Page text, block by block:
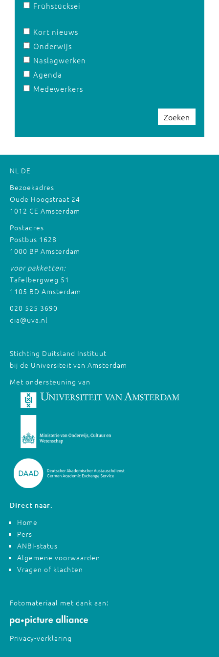
Frühstücksei
Kort nieuws
Onderwijs
Naslagwerken
Agenda
Medewerkers
Zoeken
NL DE
Bezoekadres
Oude Hoogstraat 24
1012 CE Amsterdam
Postadres
Postbus 1628
1000 BP Amsterdam
voor pakketten:
Tafelbergweg 51
1105 BD Amsterdam
020 525 3690
dia@uva.nl
Stichting Duitsland Instituut
bij de Universiteit van Amsterdam
Met ondersteuning van
Direct naar:
Home
Pers
ANBI-status
Algemene voorwaarden
Vragen of klachten
Fotomateriaal met dank aan:
Privacy-verklaring